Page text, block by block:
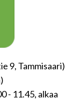
9, Tammisaari)
- 11.45, alkaa